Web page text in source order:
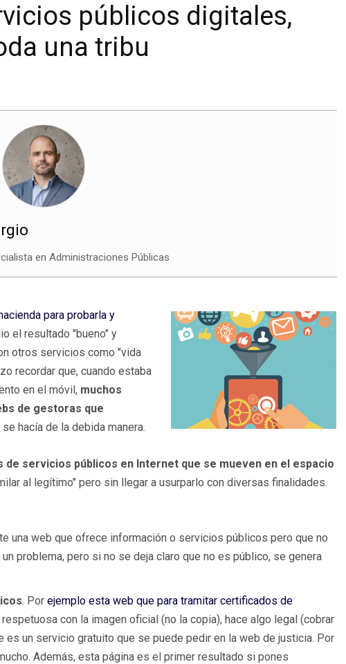
públicos digitales,
una tribu
en Administraciones Públicas
para probarla y
el resultado "bueno" y
otros servicios como "vida
recordar que, cuando estaba
en el móvil, muchos
de gestoras que
se hacía de la debida manera.
de servicios públicos en Internet que se mueven en el espacio
al legítimo" pero sin llegar a usurparlo con diversas finalidades.
una web que ofrece información o servicios públicos pero que no
problema, pero si no se deja claro que no es público, se genera
. Por ejemplo esta web que para tramitar certificados de
con la imagen oficial (no la copia), hace algo legal (cobrar
es un servicio gratuito que se puede pedir en la web de justicia. Por
Además, esta página es el primer resultado si pones